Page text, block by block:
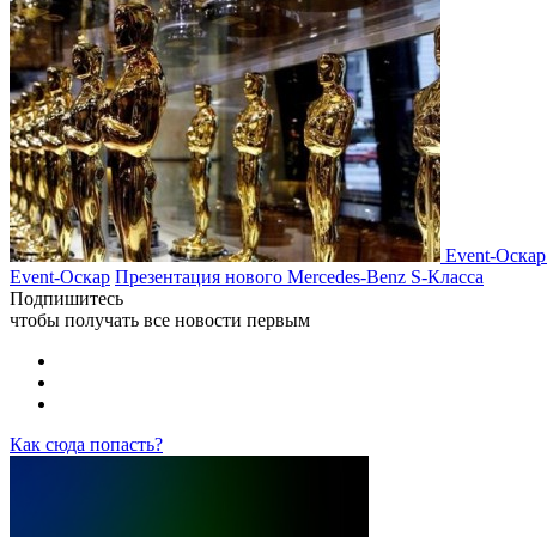
Event-Оскар
Event-Оскар Презентация нового Mercedes-Benz S-Класса
Подпишитесь
чтобы получать все новости первым
Как сюда попасть?